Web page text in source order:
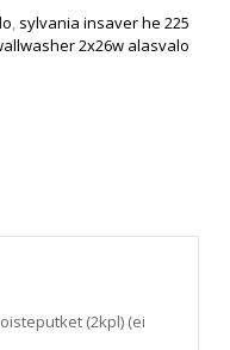
, sylvania insaver he 225
2x26w alasvalo
(2kpl) (ei